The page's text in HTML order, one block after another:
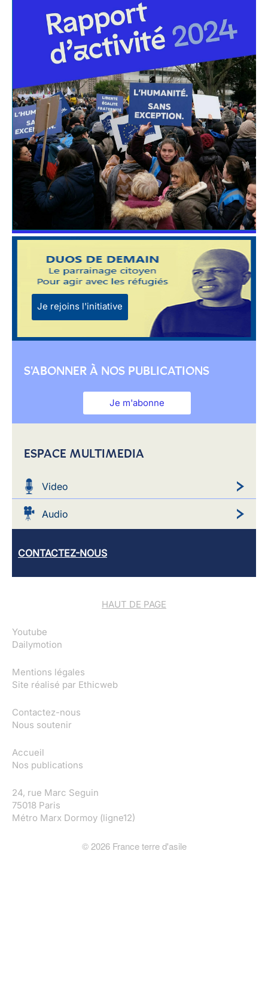
Je rejoins l'initiative
S'ABONNER À NOS PUBLICATIONS
Je m'abonne
ESPACE MULTIMEDIA
Video
Audio
CONTACTEZ-NOUS
HAUT DE PAGE
Youtube
Dailymotion
Mentions légales
Site réalisé par Ethicweb
Contactez-nous
Nous soutenir
Accueil
Nos publications
24, rue Marc Seguin
75018 Paris
Métro Marx Dormoy (ligne12)
© 2026France terre d'asile